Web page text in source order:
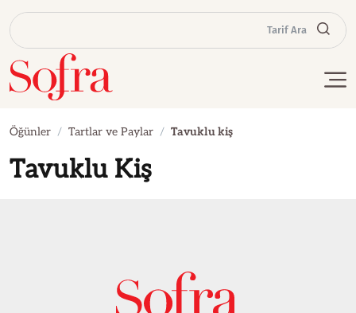
Tarif Ara
Öğünler Tartlar ve Paylar Tavuklu kiş
Tavuklu Kiş